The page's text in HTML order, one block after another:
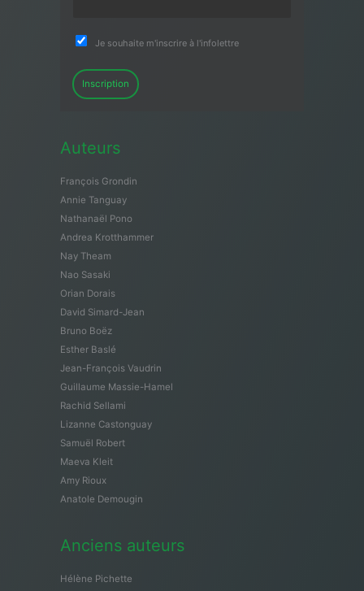
Je souhaite m'inscrire à l'infolettre
Inscription
Auteurs
François Grondin
Annie Tanguay
Nathanaël Pono
Andrea Krotthammer
Nay Theam
Nao Sasaki
Orian Dorais
David Simard-Jean
Bruno Boëz
Esther Baslé
Jean-François Vaudrin
Guillaume Massie-Hamel
Rachid Sellami
Lizanne Castonguay
Samuël Robert
Maeva Kleit
Amy Rioux
Anatole Demougin
Anciens auteurs
Hélène Pichette